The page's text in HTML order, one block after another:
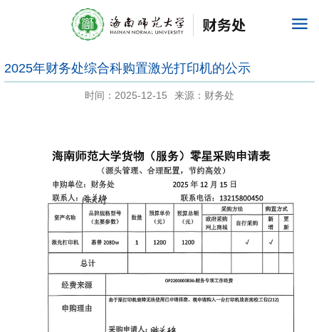
2025年财务处综合科购置激光打印机的公示
时间：2025-12-15 来源：财务处